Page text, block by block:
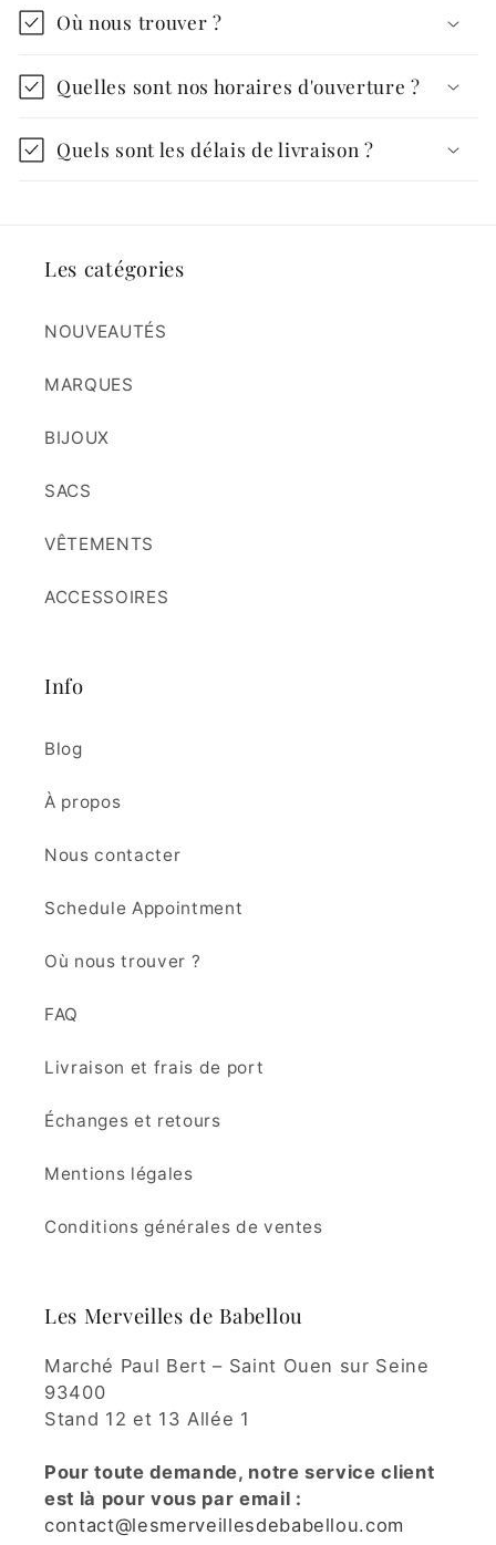
Où nous trouver ?
Quelles sont nos horaires d'ouverture ?
Quels sont les délais de livraison ?
Les catégories
NOUVEAUTÉS
MARQUES
BIJOUX
SACS
VÊTEMENTS
ACCESSOIRES
Info
Blog
À propos
Nous contacter
Schedule Appointment
Où nous trouver ?
FAQ
Livraison et frais de port
Échanges et retours
Mentions légales
Conditions générales de ventes
Les Merveilles de Babellou
Marché Paul Bert – Saint Ouen sur Seine
93400
Stand 12 et 13 Allée 1
Pour toute demande, notre service client
est là pour vous par email :
contact@lesmerveillesdebabellou.com